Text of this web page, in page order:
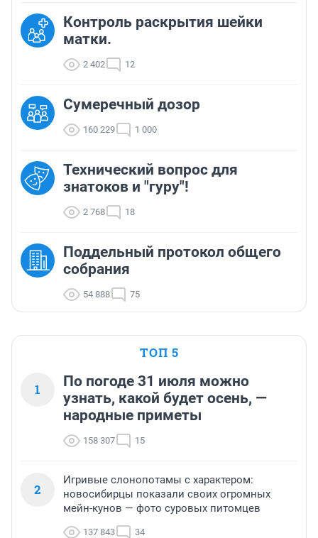
Контроль раскрытия шейки
матки.
2 402 12
Сумеречный дозор
160 229 1 000
Технический вопрос для
знатоков и "гуру"!
2 768 18
Поддельный протокол общего
собрания
54 888 75
ТОП 5
1
По погоде 31 июля можно
узнать, какой будет осень, —
народные приметы
158 307 15
2
Игривые слонопотамы с характером:
новосибирцы показали своих огромных
мейн-кунов — фото суровых питомцев
137 843 34